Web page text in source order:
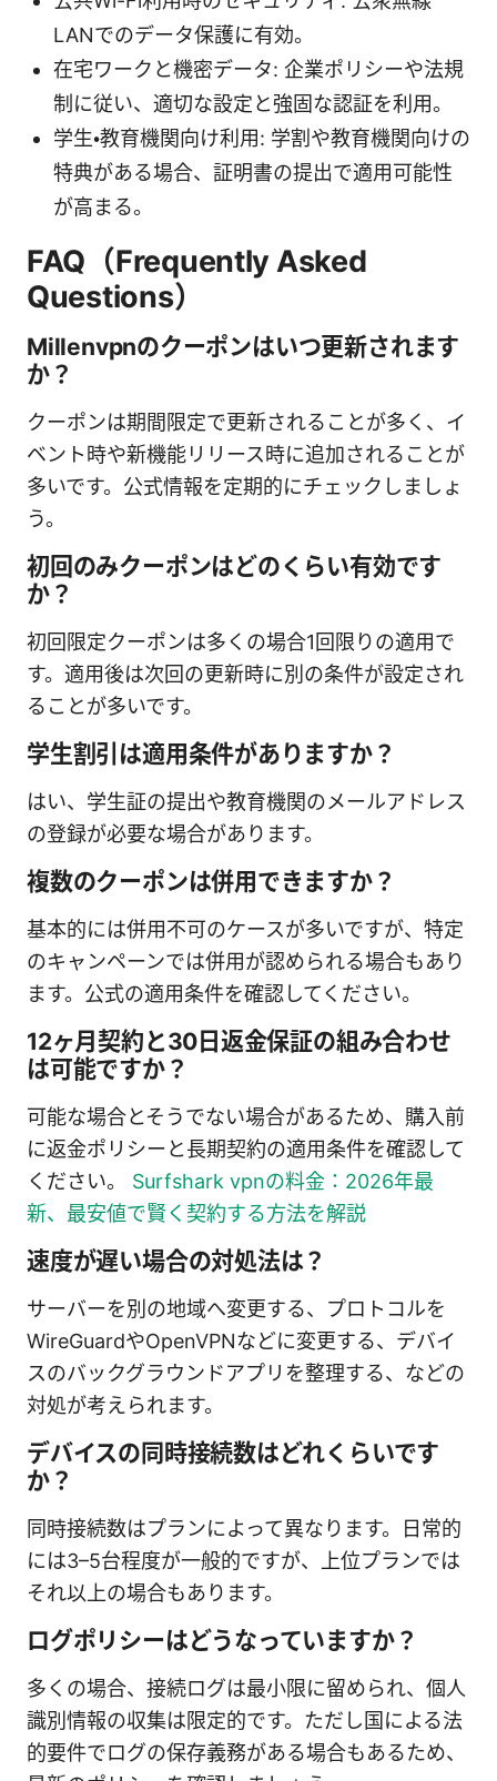
LANでのデータ保護に有効。
在宅ワークと機密データ: 企業ポリシーや法規
制に従い、適切な設定と強固な認証を利用。
学生・教育機関向け利用: 学割や教育機関向けの
特典がある場合、証明書の提出で適用可能性
が高まる。
FAQ（Frequently Asked
Questions）
Millenvpnのクーポンはいつ更新されます
か？
クーポンは期間限定で更新されることが多く、イ
ベント時や新機能リリース時に追加されることが
多いです。公式情報を定期的にチェックしましょ
う。
初回のみクーポンはどのくらい有効です
か？
初回限定クーポンは多くの場合1回限りの適用で
す。適用後は次回の更新時に別の条件が設定され
ることが多いです。
学生割引は適用条件がありますか？
はい、学生証の提出や教育機関のメールアドレス
の登録が必要な場合があります。
複数のクーポンは併用できますか？
基本的には併用不可のケースが多いですが、特定
のキャンペーンでは併用が認められる場合もあり
ます。公式の適用条件を確認してください。
12ヶ月契約と30日返金保証の組み合わせ
は可能ですか？
可能な場合とそうでない場合があるため、購入前
に返金ポリシーと長期契約の適用条件を確認して
ください。 Surfshark vpnの料金：2026年最
新、最安値で賢く契約する方法を解説
速度が遅い場合の対処法は？
サーバーを別の地域へ変更する、プロトコルを
WireGuardやOpenVPNなどに変更する、デバイ
スのバックグラウンドアプリを整理する、などの
対処が考えられます。
デバイスの同時接続数はどれくらいです
か？
同時接続数はプランによって異なります。日常的
には3–5台程度が一般的ですが、上位プランでは
それ以上の場合もあります。
ログポリシーはどうなっていますか？
多くの場合、接続ログは最小限に留められ、個人
識別情報の収集は限定的です。ただし国による法
的要件でログの保存義務がある場合もあるため、